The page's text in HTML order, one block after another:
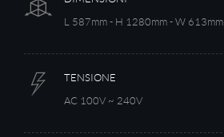
L 587mm - H 1280mm - W 613mm
TENSIONE
AC 100V ~ 240V